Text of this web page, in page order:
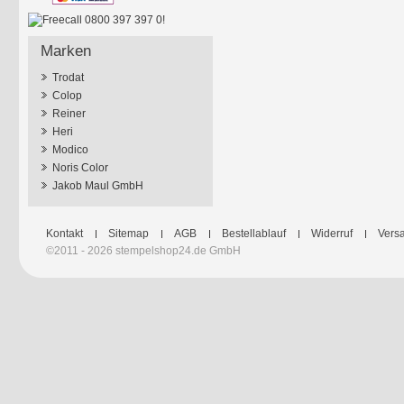
Marken
Trodat
Colop
Reiner
Heri
Modico
Noris Color
Jakob Maul GmbH
Kontakt Sitemap AGB Bestellablauf Widerruf
©2011 - 2026 stempelshop24.de GmbH